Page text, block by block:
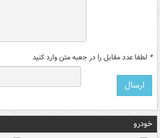
* لطفا عدد مقابل را در جعبه متن وارد کنید
خودرو